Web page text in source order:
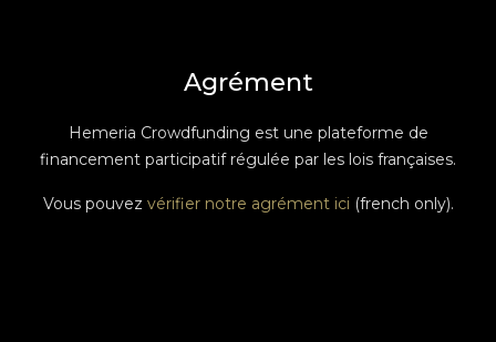
Agrément
Hemeria Crowdfunding est une plateforme de
financement participatif régulée par les lois françaises.
Vous pouvez vérifier notre agrément ici (french only).